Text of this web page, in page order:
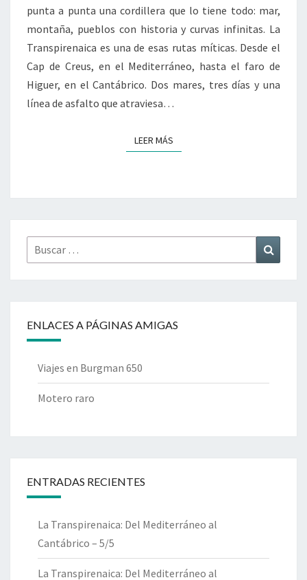
punta a punta una cordillera que lo tiene todo: mar,
montaña, pueblos con historia y curvas infinitas. La
Transpirenaica es una de esas rutas míticas. Desde el
Cap de Creus, en el Mediterráneo, hasta el faro de
Higuer, en el Cantábrico. Dos mares, tres días y una
línea de asfalto que atraviesa…
LEER MÁSLEER MÁS
Buscar
por:
ENLACES A PÁGINAS AMIGAS
Viajes en Burgman 650
Motero raro
ENTRADAS RECIENTES
La Transpirenaica: Del Mediterráneo al
Cantábrico – 5/5
La Transpirenaica: Del Mediterráneo al